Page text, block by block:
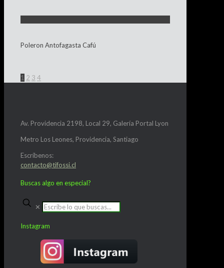
Poleron Antofagasta Cafú
1 2 3 4
Av. Providencia 2198, Local 29, Galería Portal Lyon
Metro Los Leones, Providencia, Santiago
Escríbenos:
contacto@tifossi.cl
Buscas algo en especial?
✕
Instagram